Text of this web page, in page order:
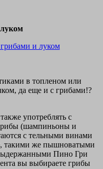
в топленом или
да еще и с грибами!?
употреблять с
(шампиньоны и
с тельными винами
такими же пышноватыми
Пино Гри
вы выбираете грибы